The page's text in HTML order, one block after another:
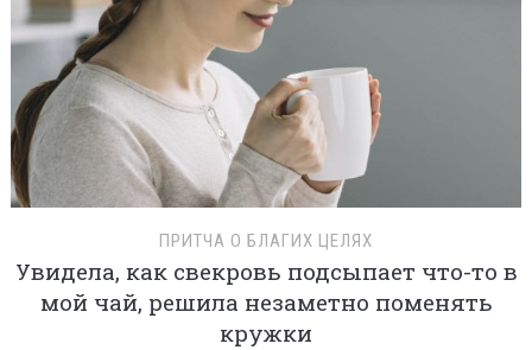
ПРИТЧА О БЛАГИХ ЦЕЛЯХ
Увидела, как свекровь подсыпает что-то в
мой чай, решила незаметно поменять
кружки